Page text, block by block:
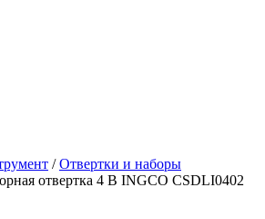
/Отвертки и наборы
отвертка 4 В INGCO CSDLI0402